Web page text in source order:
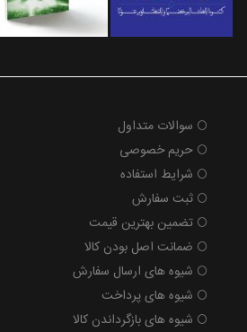
سوالات متداول
حریم خصوصی
شرایط استفاده
ثبت سفارش
تضمین بهترین قیمت
ضمانت اصل بودن کالا
شیوه های ارسال سفارش
شیوه های پرداخت
شیوه های بازگرداندن کالا